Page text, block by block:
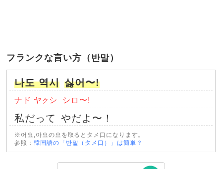
フランクな言い方（반말）
나도 역시 싫어〜!
ナド ヤ ク シ シロ〜!
私だって やだよ〜！
※어요,아요の요を取るとタメ口になります。
参照：韓国語の「반말（タメ口）」は簡単？